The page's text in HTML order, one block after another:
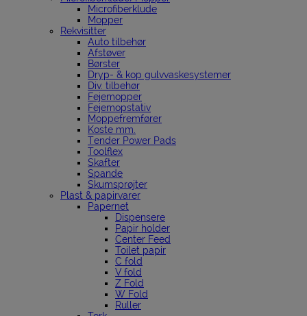
Microfiberklude
Mopper
Rekvisitter
Auto tilbehør
Afstøver
Børster
Dryp- & kop gulvvaskesystemer
Div. tilbehør
Fejemopper
Fejemopstativ
Moppefremfører
Koste mm.
Tender Power Pads
Toolflex
Skafter
Spande
Skumsprøjter
Plast & papirvarer
Papernet
Dispensere
Papir holder
Center Feed
Toilet papir
C fold
V fold
Z Fold
W Fold
Ruller